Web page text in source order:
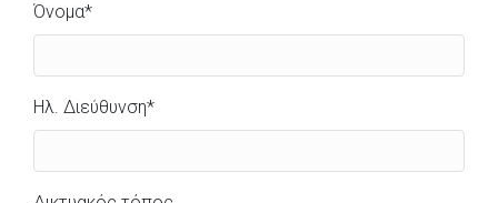
Όνομα*
Ηλ. Διεύθυνση*